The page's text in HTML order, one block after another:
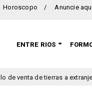
Horoscopo Anuncie
ENTRE RIOS
a extranjeros para